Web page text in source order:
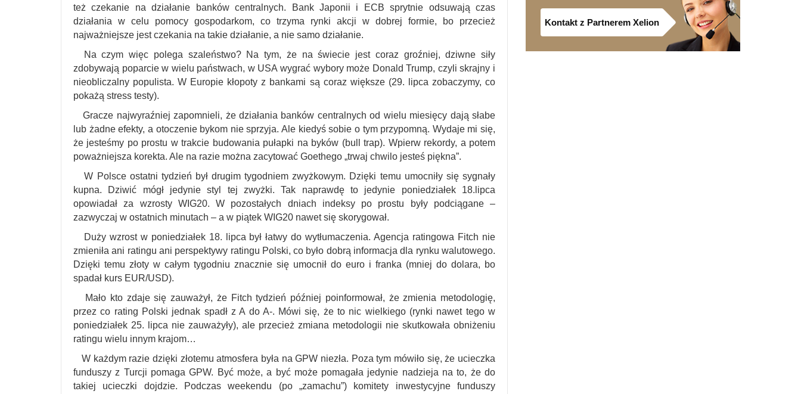
też czekanie na działanie banków centralnych. Bank Japonii i ECB sprytnie odsuwają czas
działania w celu pomocy gospodarkom, co trzyma rynki akcji w dobrej formie, bo przecież
najważniejsze jest czekania na takie działanie, a nie samo działanie.
Na czym więc polega szaleństwo? Na tym, że na świecie jest coraz groźniej, dziwne siły
zdobywają poparcie w wielu państwach, w USA wygrać wybory może Donald Trump, czyli skrajny i
nieobliczalny populista. W Europie kłopoty z bankami są coraz większe (29. lipca zobaczymy, co
pokażą stress testy).
Gracze najwyraźniej zapomnieli, że działania banków centralnych od wielu miesięcy dają słabe
lub żadne efekty, a otoczenie bykom nie sprzyja. Ale kiedyś sobie o tym przypomną. Wydaje mi się,
że jesteśmy po prostu w trakcie budowania pułapki na byków (bull trap). Wpierw rekordy, a potem
poważniejsza korekta. Ale na razie można zacytować Goethego „trwaj chwilo jesteś piękna”.
W Polsce ostatni tydzień był drugim tygodniem zwyżkowym. Dzięki temu umocniły się sygnały
kupna. Dziwić mógł jedynie styl tej zwyżki. Tak naprawdę to jedynie poniedziałek 18.lipca
opowiadał za wzrosty WIG20. W pozostałych dniach indeksy po prostu były podciągane –
zazwyczaj w ostatnich minutach – a w piątek WIG20 nawet się skorygował.
Duży wzrost w poniedziałek 18. lipca był łatwy do wytłumaczenia. Agencja ratingowa Fitch nie
zmieniła ani ratingu ani perspektywy ratingu Polski, co było dobrą informacja dla rynku walutowego.
Dzięki temu złoty w całym tygodniu znacznie się umocnił do euro i franka (mniej do dolara, bo
spadał kurs EUR/USD).
Mało kto zdaje się zauważył, że Fitch tydzień później poinformował, że zmienia metodologię,
przez co rating Polski jednak spadł z A do A-. Mówi się, że to nic wielkiego (rynki nawet tego w
poniedziałek 25. lipca nie zauważyły), ale przecież zmiana metodologii nie skutkowała obniżeniu
ratingu wielu innym krajom…
W każdym razie dzięki złotemu atmosfera była na GPW niezła. Poza tym mówiło się, że ucieczka
funduszy z Turcji pomaga GPW. Być może, a być może pomagała jedynie nadzieja na to, że do
takiej ucieczki dojdzie. Podczas weekendu (po „zamachu”) komitety inwestycyjne funduszy
Kontakt z Partnerem Xelion